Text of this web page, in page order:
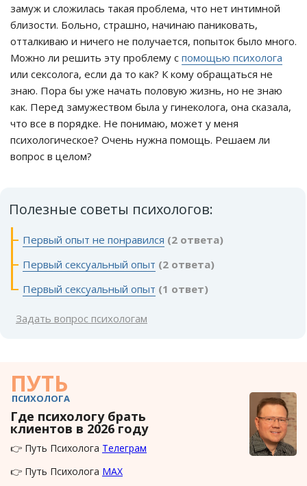
замуж и сложилась такая проблема, что нет интимной
близости. Больно, страшно, начинаю паниковать,
отталкиваю и ничего не получается, попыток было много.
Можно ли решить эту проблему с помощью психолога
или сексолога, если да то как? К кому обращаться не
знаю. Пора бы уже начать половую жизнь, но не знаю
как. Перед замужеством была у гинеколога, она сказала,
что все в порядке. Не понимаю, может у меня
психологическое? Очень нужна помощь. Решаем ли
вопрос в целом?
Полезные советы психологов:
Первый опыт не понравился (2 ответа)
Первый сексуальный опыт (2 ответа)
Первый сексуальный опыт (1 ответ)
Задать вопрос психологам
ПУТЬ
ПСИХОЛОГА
Где психологу брать
клиентов в 2026 году
👉 Путь Психолога Телеграм
👉 Путь Психолога MAX